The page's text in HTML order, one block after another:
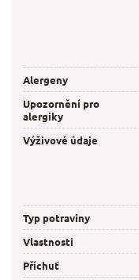
Alergeny
Upozornění pro
alergiky
Výživové údaje
Typ potraviny
Vlastnosti
Příchuť